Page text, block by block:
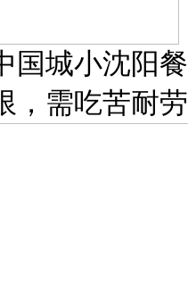
国城小沈阳
，需吃苦耐